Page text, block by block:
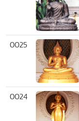
0025
0024